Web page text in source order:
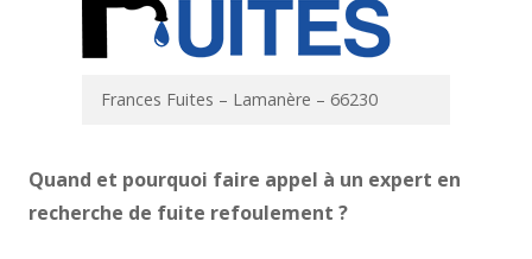
Frances Fuites – Lamanère – 66230
Quand et pourquoi faire appel à un expert en
recherche de fuite refoulement ?